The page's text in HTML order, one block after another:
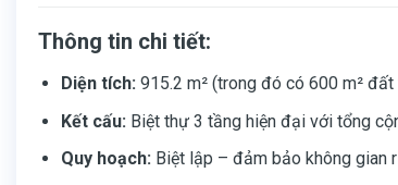
Thông tin chi tiết:
Diện tích: 915.2 m² (trong đó có 600 m²
Kết cấu: Biệt thự 3 tầng hiện đại với tổng
Quy hoạch: Biệt lập – đảm bảo không